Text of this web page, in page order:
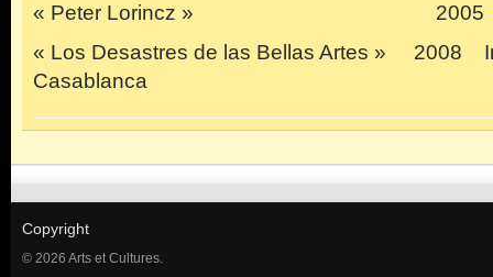
« Peter Lorincz » 2005
« Los Desastres de las Bellas Artes » 2008
Casablanca
Copyright
© 2026 Arts et Cultures.